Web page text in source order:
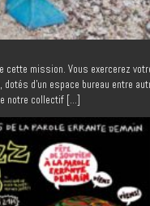
cette mission. Vous exercerez
dotés d’un espace bureau entre
notre collectif […]